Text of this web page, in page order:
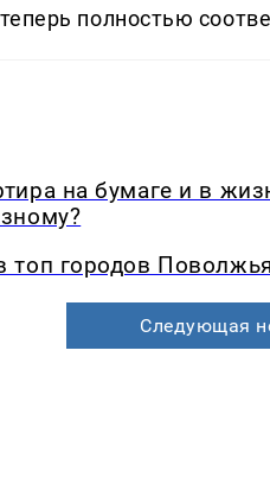
полностью
на бумаге и в
городов Поволжья
Следующая